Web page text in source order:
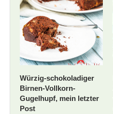
Würzig-schokoladiger
Birnen-Vollkorn-
Gugelhupf, mein letzter
Post